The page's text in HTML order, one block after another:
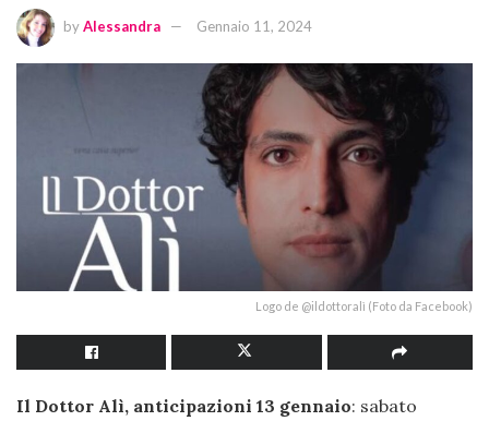
byAlessandra Gennaio 11, 2024
Logo de @ildottoralì (Foto da Facebook)
Il Dottor Alì, anticipazioni 13 gennaio: sabato